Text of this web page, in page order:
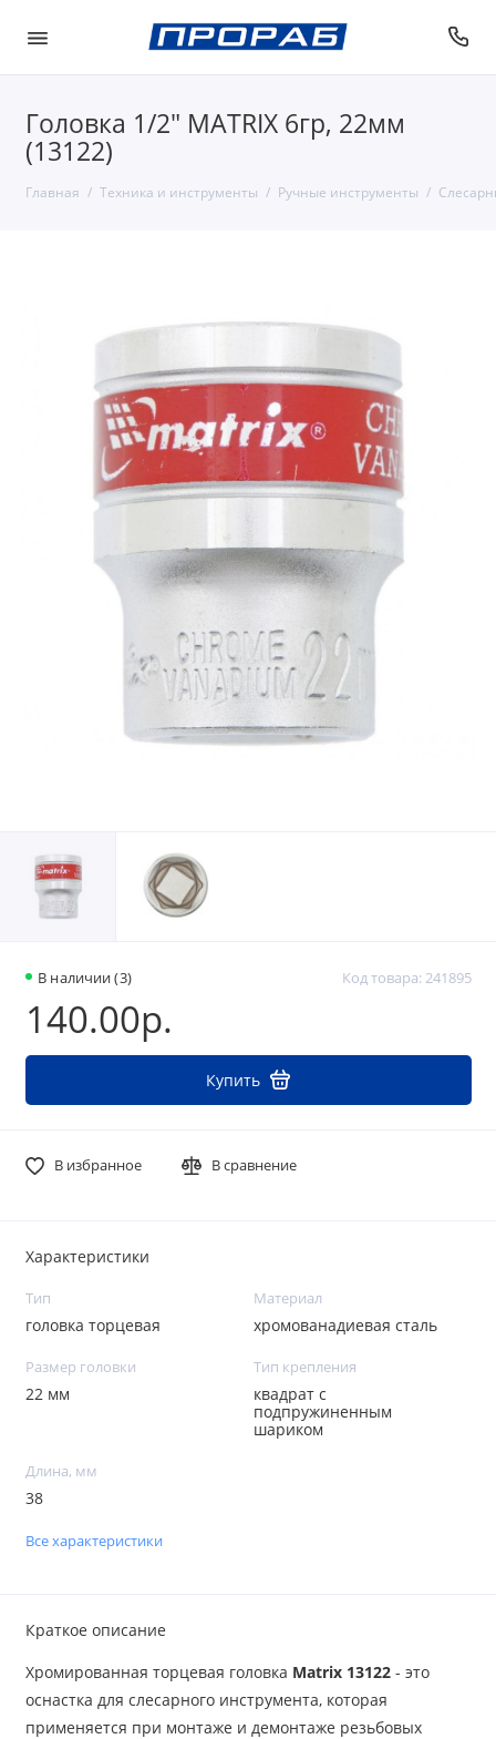
Головка 1/2" MATRIX 6гр, 22мм
(13122)
Главная Техника и инструменты Ручные инструменты
В наличии (3) Код товара: 241895
140.00р.
Купить
В избранное В сравнение
Характеристики
Тип
головка торцевая
Материал
хромованадиевая сталь
Размер головки
22 мм
Тип крепления
квадрат с
подпружиненным
шариком
Длина, мм
38
Все характеристики
Краткое описание
Хромированная торцевая головка Matrix 13122 - это
оснастка для слесарного инструмента, которая
применяется при монтаже и демонтаже резьбовых